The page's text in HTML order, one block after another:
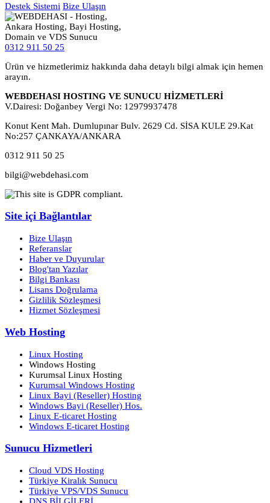
Destek Sistemi Bize Ulaşın
0312 911 50 25
Ürün ve hizmetlerimiz hakkında daha detaylı bilgi almak için hemen
arayın.
WEBDEHASI HOSTING VE SUNUCU HİZMETLERİ
V.Dairesi: Doğanbey Vergi No: 12979937478
Konut Kent Mah. Dumlupınar Bulv. 2629 Cd. SİSA KULE 29.Kat
No:257 ÇANKAYA/ANKARA
0312 911 50 25
bilgi@webdehasi.com
Site içi Bağlantılar
Bize Ulaşın
Referanslar
Haber ve Duyurular
Blog'tan Yazılar
Bilgi Bankası
Lisans Doğrulama
Gizlilik Sözleşmesi
Hizmet Sözleşmesi
Web Hosting
Linux Hosting
Windows Hosting
Kurumsal Linux Hosting
Kurumsal Windows Hosting
Linux Bayi (Reseller) Hosting
Windows Bayi (Reseller) Hos.
Linux E-ticaret Hosting
Windows E-ticaret Hosting
Sunucu Hizmetleri
Cloud VDS Hosting
Türkiye Kiralık Sunucu
Türkiye VPS/VDS Sunucu